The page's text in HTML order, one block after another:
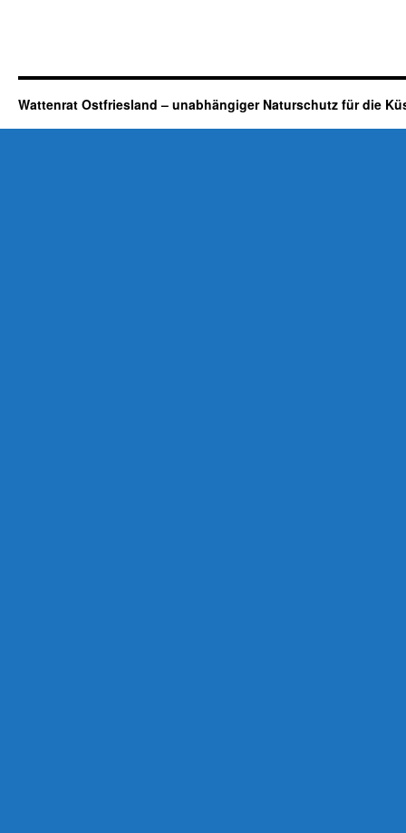
Wattenrat Ostfriesland – unabhängiger Naturschutz für die